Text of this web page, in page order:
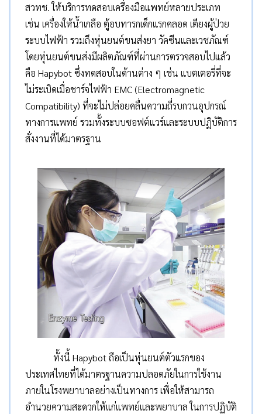
สวทช. ให้บริการทดสอบเครื่องมือแพทย์หลายประเภท
เช่น เครื่องให้น้ำเกลือ ตู้อบทารกเด็กแรกคลอด เตียงผู้ป่วย
ระบบไฟฟ้า รวมถึงหุ่นยนต์ขนส่งยา วัคซีนและเวชภัณฑ์
โดยหุ่นยนต์ขนส่งมีผลิตภัณฑ์ที่ผ่านการตรวจสอบไปแล้ว
คือ Hapybot ซึ่งทดสอบในด้านต่าง ๆ เช่น แบตเตอรี่ที่จะ
ไม่ระเบิดเมื่อชาร์จไฟฟ้า EMC (Electromagnetic
Compatibility) ที่จะไม่ปล่อยคลื่นความถี่รบกวนอุปกรณ์
ทางการแพทย์ รวมทั้งระบบซอฟต์แวร์และระบบปฏิบัติการ
สั่งงานที่ได้มาตรฐาน
ทั้งนี้ Hapybot ถือเป็นหุ่นยนต์ตัวแรกของ
ประเทศไทยที่ได้มาตรฐานความปลอดภัยในการใช้งาน
ภายในโรงพยาบาลอย่างเป็นทางการ เพื่อให้สามารถ
อำนวยความสะดวกให้แก่แพทย์และพยาบาล ในการปฏิบัติ